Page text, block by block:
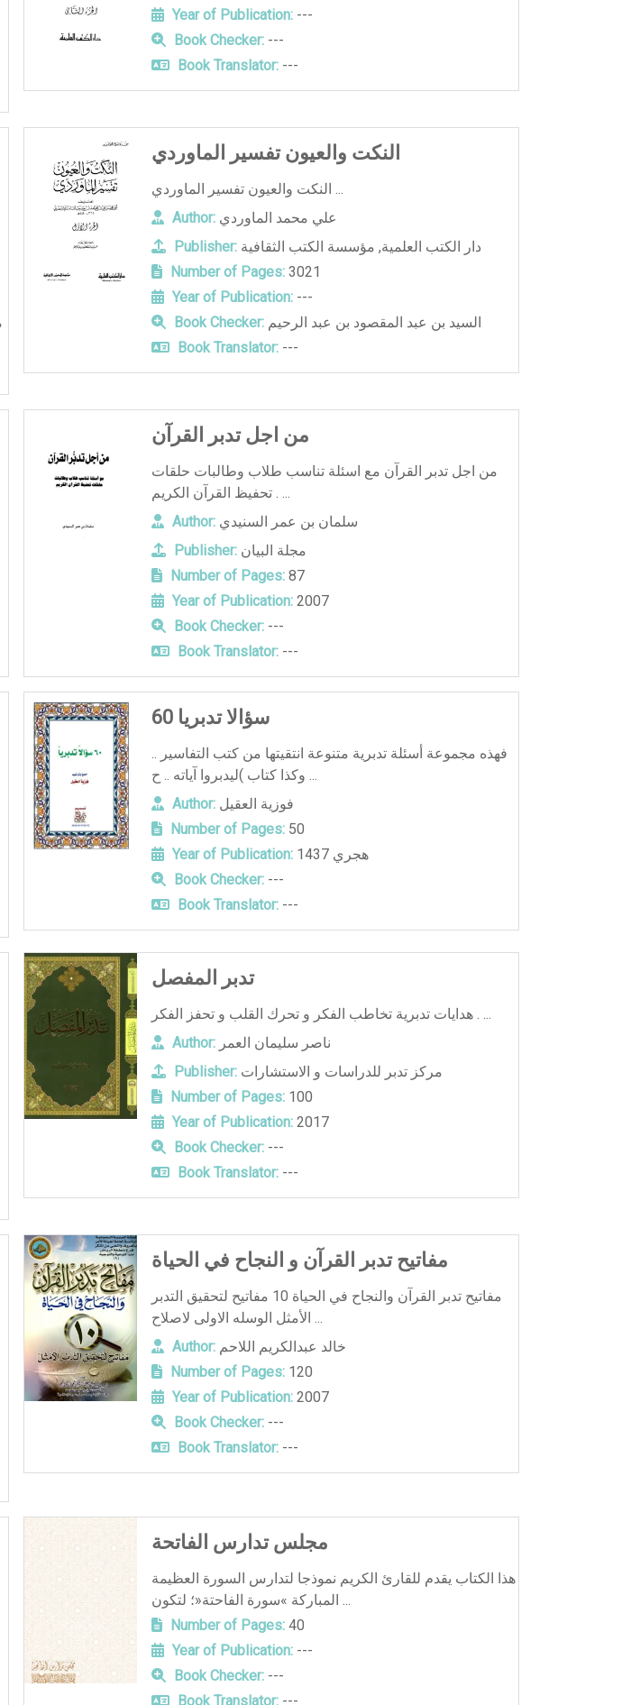
Year of Publication: ---
Book Checker: ---
Book Translator: ---
النكت والعيون تفسير الماوردي
النكت والعيون تفسير الماوردي ...
Author: علي محمد الماوردي
Publisher:
دار الكتب العلمية, مؤسسة الكتب الثقافية
Number of Pages: 3021
Year of Publication: ---
Book Checker: السيد بن عبد المقصود بن عبد الرحيم
Book Translator: ---
من اجل تدبر القرآن
من اجل تدبر القرآن مع اسئلة تناسب طلاب وطالبات حلقات
تحفيظ القرآن الكريم . ...
Author: سلمان بن عمر السنيدي
Publisher: مجلة البيان
Number of Pages: 87
Year of Publication: 2007
Book Checker: ---
Book Translator: ---
60 سؤالا تدبريا
فهذه مجموعة أسئلة تدبرية متنوعة انتقيتها من كتب التفاسير ..
وكذا كتاب )ليدبروا آياته .. ح ...
Author: فوزية العقيل
Number of Pages: 50
Year of Publication:
1437 هجري
Book Checker: ---
Book Translator: ---
تدبر المفصل
هدايات تدبرية تخاطب الفكر و تحرك القلب و تحفز الفكر . ...
Author: ناصر سليمان العمر
Publisher: مركز تدبر للدراسات و الاستشارات
Number of Pages: 100
Year of Publication: 2017
Book Checker: ---
Book Translator: ---
مفاتيح تدبر القرآن و النجاح في الحياة
مفاتيح تدبر القرآن والنجاح في الحياة 10 مفاتيح لتحقيق التدبر
الأمثل الوسله الاولى لاصلاح ...
Author: خالد عبدالكريم اللاحم
Number of Pages: 120
Year of Publication: 2007
Book Checker: ---
Book Translator: ---
مجلس تدارس الفاتحة
هذا الكتاب يقدم للقارئ الكريم نموذجا لتدارس السورة العظيمة
المباركة »سورة الفاحتة«؛ لتكون ...
Number of Pages: 40
Year of Publication: ---
Book Checker: ---
Book Translator: ---